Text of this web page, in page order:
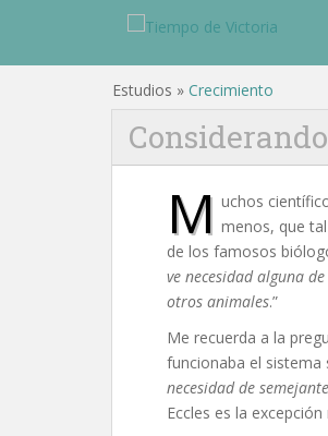
Estudios » Crecimiento
M uchos
menos, que
de los famosos
ve necesidad alguna
otros animales.”
Me recuerda a la
funcionaba el sistema
necesidad de
Eccles es la